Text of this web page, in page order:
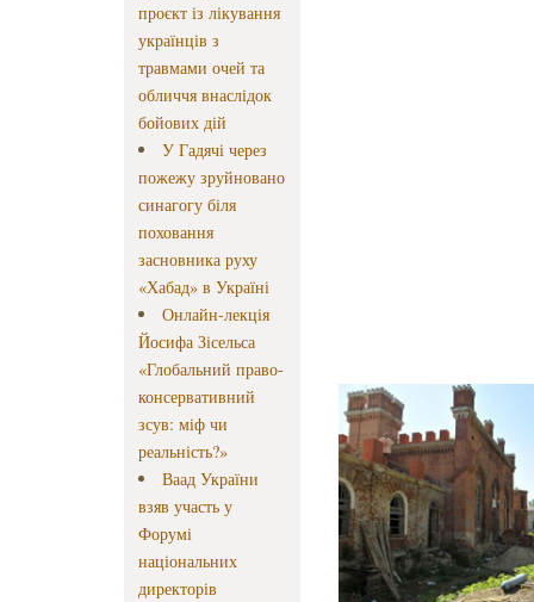
проєкт із лікування
українців з
травмами очей та
обличчя внаслідок
бойових дій
У Гадячі через
пожежу зруйновано
синагогу біля
поховання
засновника руху
«Хабад» в Україні
Онлайн-лекція
Йосифа Зісельса
«Глобальний право-
консервативний
зсув: міф чи
реальність?»
Ваад України
взяв участь у
Форумі
національних
директорів